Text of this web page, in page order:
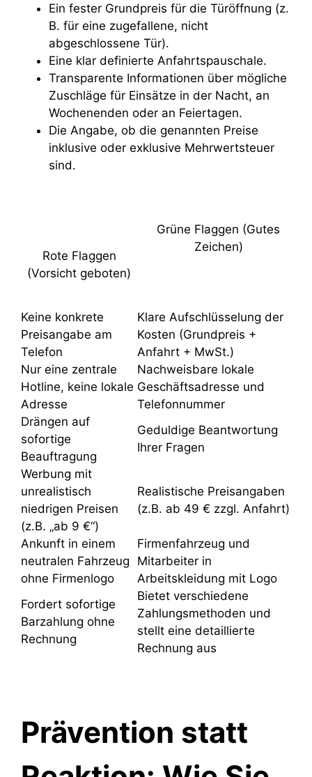
Ein fester Grundpreis für die Türöffnung (z.
B. für eine zugefallene, nicht
abgeschlossene Tür).
Eine klar definierte Anfahrtspauschale.
Transparente Informationen über mögliche
Zuschläge für Einsätze in der Nacht, an
Wochenenden oder an Feiertagen.
Die Angabe, ob die genannten Preise
inklusive oder exklusive Mehrwertsteuer
sind.
Rote Flaggen
(Vorsicht geboten)
Grüne Flaggen (Gutes
Zeichen)
Keine konkrete
Preisangabe am
Telefon
Klare Aufschlüsselung der
Kosten (Grundpreis +
Anfahrt + MwSt.)
Nur eine zentrale
Hotline, keine lokale
Adresse
Nachweisbare lokale
Geschäftsadresse und
Telefonnummer
Drängen auf
sofortige
Beauftragung
Geduldige Beantwortung
Ihrer Fragen
Werbung mit
unrealistisch
niedrigen Preisen
(z.B. „ab 9 €“)
Realistische Preisangaben
(z.B. ab 49 € zzgl. Anfahrt)
Ankunft in einem
neutralen Fahrzeug
ohne Firmenlogo
Firmenfahrzeug und
Mitarbeiter in
Arbeitskleidung mit Logo
Fordert sofortige
Barzahlung ohne
Rechnung
Bietet verschiedene
Zahlungsmethoden und
stellt eine detaillierte
Rechnung aus
Prävention statt